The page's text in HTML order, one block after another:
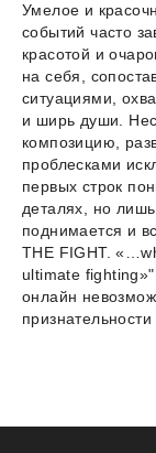
Умелое и
событий часто
красотой и
на себя,
ситуациями,
и ширь души.
композицию,
проблесками
первых строк
деталях, но
поднимается и
THE FIGHT.
ultimate
онлайн
признательности